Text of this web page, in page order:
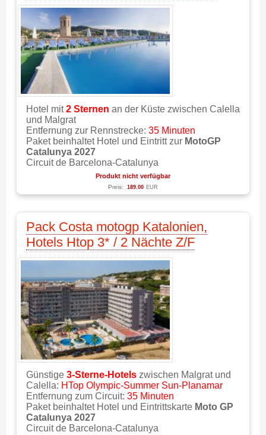
Hotel mit2 Sternen an der Küste zwischen Calella
und Malgrat
Entfernung zur Rennstrecke: 35 Minuten
Paket beinhaltet Hotel und Eintritt zur MotoGP
Catalunya 2027
Circuit de Barcelona-Catalunya
Produkt nicht verfügbar
Preis: 189.00 EUR
Pack Costa motogp Katalonien,
Hotels Htop 3* / 2 Nächte Z/F
Günstige 3-Sterne-Hotelszwischen Malgrat und
Calella: HTop Olympic-Summer Sun-Planamar
Entfernung zum Circuit: 35 Minuten
Paket beinhaltet Hotel und Eintrittskarte Moto GP
Catalunya 2027
Circuit de Barcelona-Catalunya